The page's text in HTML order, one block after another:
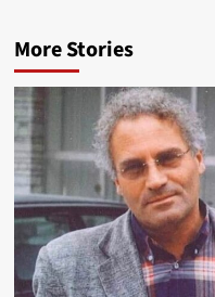
More Stories